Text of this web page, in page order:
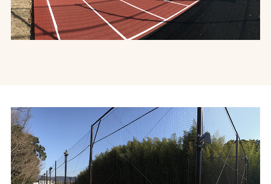
文字の見えづらさや操作にお困りの方へ